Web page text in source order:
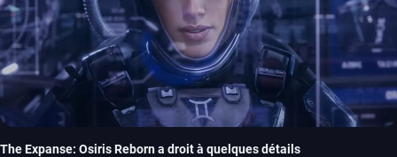
The Expanse: Osiris Reborn a droit à quelques détails